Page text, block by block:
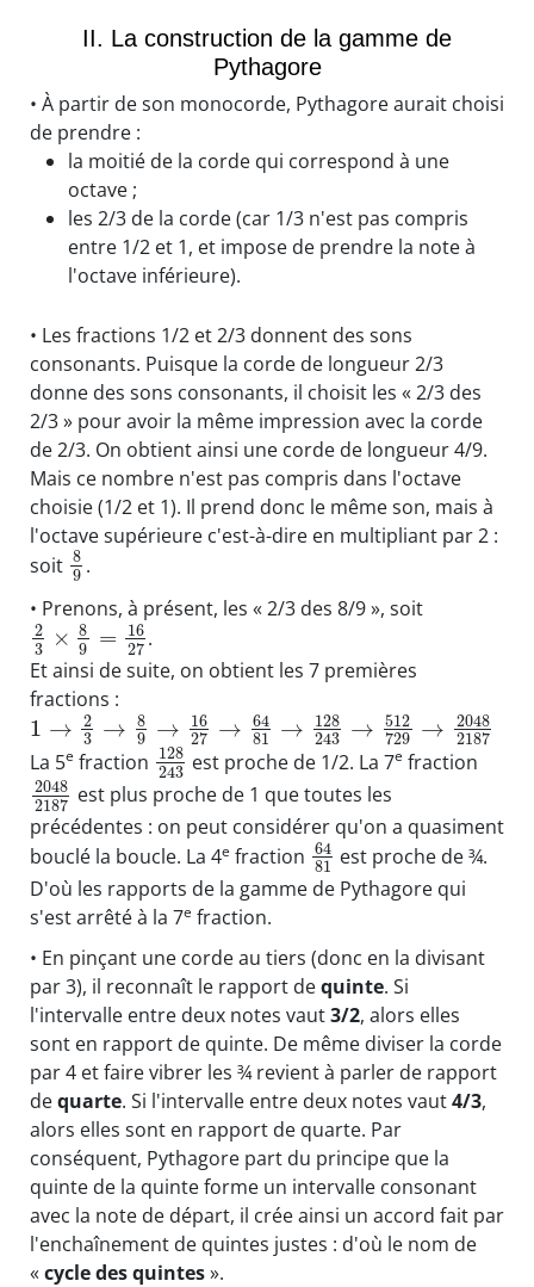
II. La construction de la gamme de
Pythagore
• À partir de son monocorde, Pythagore aurait choisi
de prendre :
la moitié de la corde qui correspond à une
octave ;
les 2/3 de la corde (car 1/3 n'est pas compris
entre 1/2 et 1, et impose de prendre la note à
l'octave inférieure).
• Les fractions 1/2 et 2/3 donnent des sons
consonants. Puisque la corde de longueur 2/3
donne des sons consonants, il choisit les « 2/3 des
2/3 » pour avoir la même impression avec la corde
de 2/3. On obtient ainsi une corde de longueur 4/9.
Mais ce nombre n'est pas compris dans l'octave
choisie (1/2 et 1). Il prend donc le même son, mais à
l'octave supérieure c'est-à-dire en multipliant par 2 :
soit 8
9 .
• Prenons, à présent, les « 2/3 des 8/9 », soit
2
3
× 8
9
=
16
27 .
Et ainsi de suite, on obtient les 7 premières
fractions :
1 → 2
3
→ 8
9
→
16
27 → 64
81
→
128
243 →
512
729 →
2048
2187
La 5e fraction 128
243 est proche de 1/2. La 7e fraction
2048
2187 est plus proche de 1 que toutes les
précédentes : on peut considérer qu'on a quasiment
bouclé la boucle. La 4e fraction 64
81 est proche de ¾.
D'où les rapports de la gamme de Pythagore qui
s'est arrêté à la 7e fraction.
• En pinçant une corde au tiers (donc en la divisant
par 3), il reconnaît le rapport dequinte. Si
l'intervalle entre deux notes vaut3/2, alors elles
sont en rapport de quinte. De même diviser la corde
par 4 et faire vibrer les ¾ revient à parler de rapport
dequarte. Si l'intervalle entre deux notes vaut4/3,
alors elles sont en rapport de quarte. Par
conséquent, Pythagore part du principe que la
quinte de la quinte forme un intervalle consonant
avec la note de départ, il crée ainsi un accord fait par
l'enchaînement de quintes justes : d'où le nom de
«cycle des quintes».